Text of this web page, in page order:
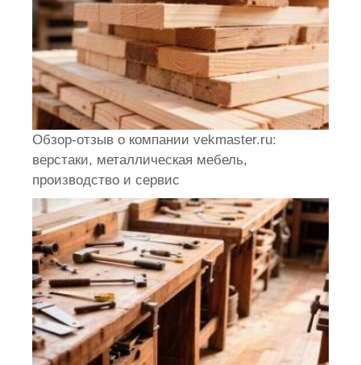
Обзор-отзыв о компании vekmaster.ru:
верстаки, металлическая мебель,
производство и сервис